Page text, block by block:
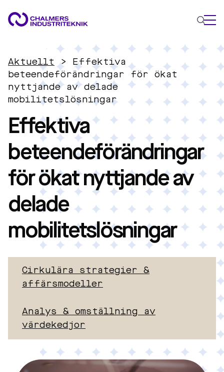
VAD VI GÖR
VÅRA EXPERTOMRÅDEN
Cirkulär ekonomi
Innovationsledning
Material
Tillämpad AI
OM OSS
KONTAKTA OSS
JOBBA HOS OSS
Aktuellt >
Effektiva
beteendeförändringar för ökat
nyttjande av delade
mobilitetslösningar
Effektiva
beteendeförändringar
för ökat nyttjande av
delade
mobilitetslösningar
Cirkulära strategier &
affärsmodeller
Analys & omställning av
värdekedjor